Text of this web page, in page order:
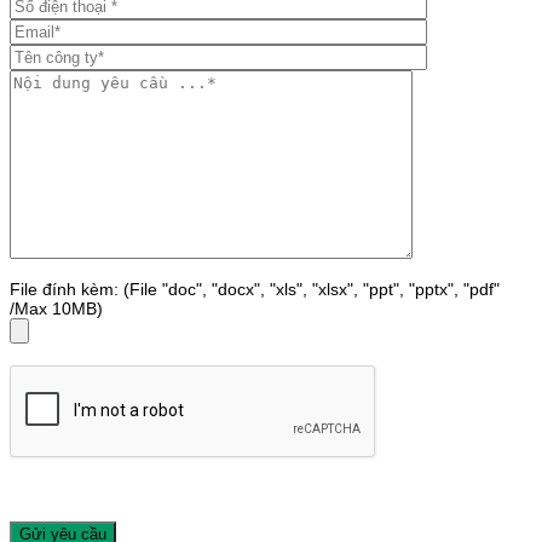
File đính kèm: (File "doc", "docx", "xls", "xlsx", "ppt", "pptx", "pdf"
/Max 10MB)